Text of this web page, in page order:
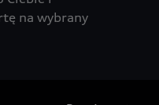
na wybrany